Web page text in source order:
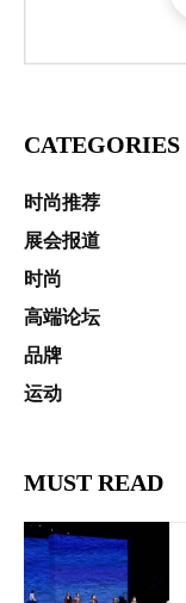
CATEGORIES
时尚推荐
展会报道
时尚
高端论坛
品牌
运动
MUST READ